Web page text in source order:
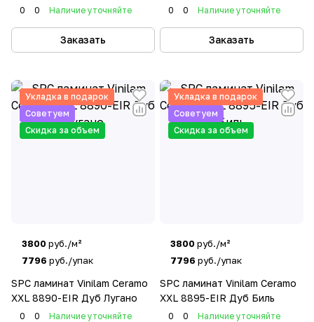
0 0 Наличие уточняйте
Заказать
0 0 Наличие уточняйте
Заказать
Укладка в подарок
Советуем
Скидка за объем
3800 руб./м²
7796 руб./упак
SPC ламинат Vinilam Ceramo
XXL 8890-EIR Дуб Лугано
0 0 Наличие уточняйте
Укладка в подарок
Советуем
Скидка за объем
3800 руб./м²
7796 руб./упак
SPC ламинат Vinilam Ceramo
XXL 8895-EIR Дуб Биль
0 0 Наличие уточняйте